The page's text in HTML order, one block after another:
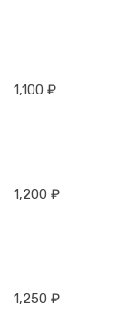
1,100 ₽
1,200 ₽
1,250 ₽